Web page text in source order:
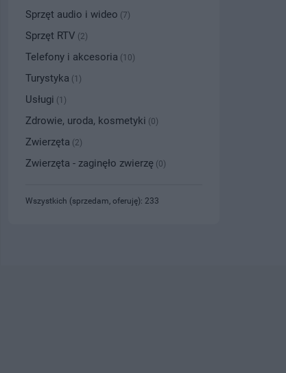
Sprzęt audio i wideo (7)
Sprzęt RTV (2)
Telefony i akcesoria (10)
Turystyka (1)
Usługi (1)
Zdrowie, uroda, kosmetyki (0)
Zwierzęta (2)
Zwierzęta - zaginęło zwierzę (0)
Wszystkich (sprzedam, oferuję): 233